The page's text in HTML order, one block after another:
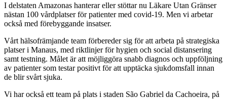
I delstaten Amazonas hanterar eller stöttar nu Läkare Utan Gränser
nästan 100 vårdplatser för patienter med covid-19. Men vi arbetar
också med förebyggande insatser.
Vårt hälsofrämjande team förbereder sig för att arbeta på strategiska
platser i Manaus, med riktlinjer för hygien och social distansering
samt testning. Målet är att möjliggöra snabb diagnos och uppföljning
av patienter som testar positivt för att upptäcka sjukdomsfall innan
de blir svårt sjuka.
Vi har också ett team på plats i staden São Gabriel da Cachoeira, på